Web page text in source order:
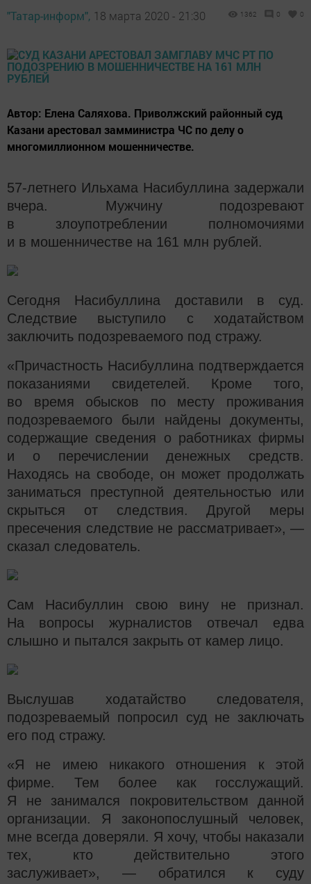
"Татар-информ", 18 марта 2020 - 21:30 1362 0 0
Автор: Елена Саляхова. Приволжский районный суд
Казани арестовал замминистра ЧС по делу о
многомиллионном мошенничестве.
57-летнего Ильхама Насибуллина задержали
вчера. Мужчину подозревают
в злоупотреблении полномочиями
и в мошенничестве на 161 млн рублей.
Сегодня Насибуллина доставили в суд.
Следствие выступило с ходатайством
заключить подозреваемого под стражу.
«Причастность Насибуллина подтверждается
показаниями свидетелей. Кроме того,
во время обысков по месту проживания
подозреваемого были найдены документы,
содержащие сведения о работниках фирмы
и о перечислении денежных средств.
Находясь на свободе, он может продолжать
заниматься преступной деятельностью или
скрыться от следствия. Другой меры
пресечения следствие не рассматривает», —
сказал следователь.
Сам Насибуллин свою вину не признал.
На вопросы журналистов отвечал едва
слышно и пытался закрыть от камер лицо.
Выслушав ходатайство следователя,
подозреваемый попросил суд не заключать
его под стражу.
«Я не имею никакого отношения к этой
фирме. Тем более как госслужащий.
Я не занимался покровительством данной
организации. Я законопослушный человек,
мне всегда доверяли. Я хочу, чтобы наказали
тех, кто действительно этого
заслуживает», — обратился к суду